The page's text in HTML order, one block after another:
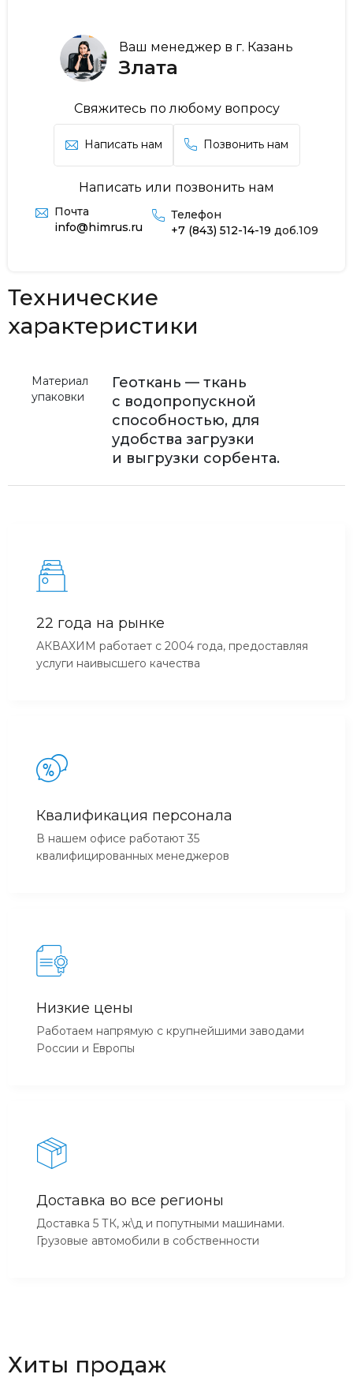
Ваш менеджер в г. Казань
Злата
Свяжитесь по любому вопросу
Написать нам Позвонить нам
Написать или позвонить нам
Почта
info@himrus.ru
Телефон
+7 (843) 512-14-19 доб.109
Технические
характеристики
Материал
упаковки
Геоткань — ткань
с водопропускной
способностью, для
удобства загрузки
и выгрузки сорбента.
22 года на рынке
АКВАХИМ работает с 2004 года, предоставляя
услуги наивысшего качества
Квалификация персонала
В нашем офисе работают 35
квалифицированных менеджеров
Низкие цены
Работаем напрямую с крупнейшими заводами
России и Европы
Доставка во все регионы
Доставка 5 ТК, ж\д и попутными машинами.
Грузовые автомобили в собственности
Хиты продаж